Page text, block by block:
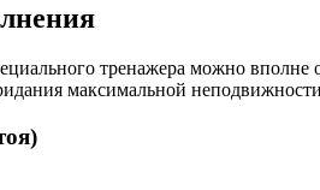
тренажера можно вполне
максимальной